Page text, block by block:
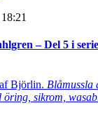
– Del 5 i
Björlin. Blåmussla
sikrom,